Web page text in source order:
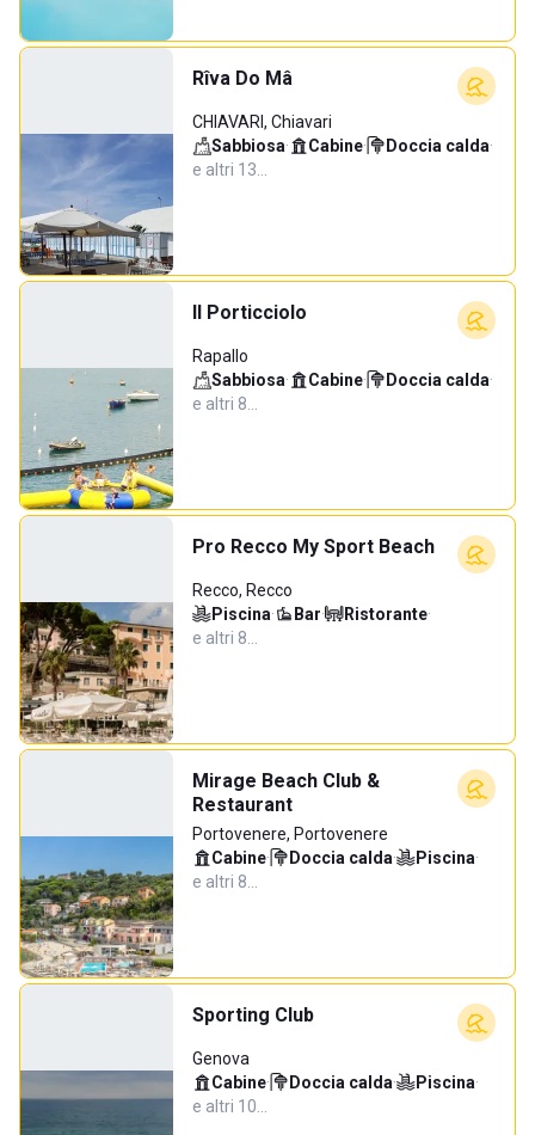
Rîva Do Mâ
CHIAVARI, Chiavari
Sabbiosa· Cabine· Doccia calda·
e altri 13…
Il Porticciolo
Rapallo
Sabbiosa· Cabine· Doccia calda·
e altri 8…
Pro Recco My Sport Beach
Recco, Recco
Piscina· Bar· Ristorante·
e altri 8…
Mirage Beach Club &
Restaurant
Portovenere, Portovenere
Cabine· Doccia calda· Piscina·
e altri 8…
Sporting Club
Genova
Cabine· Doccia calda· Piscina·
e altri 10…